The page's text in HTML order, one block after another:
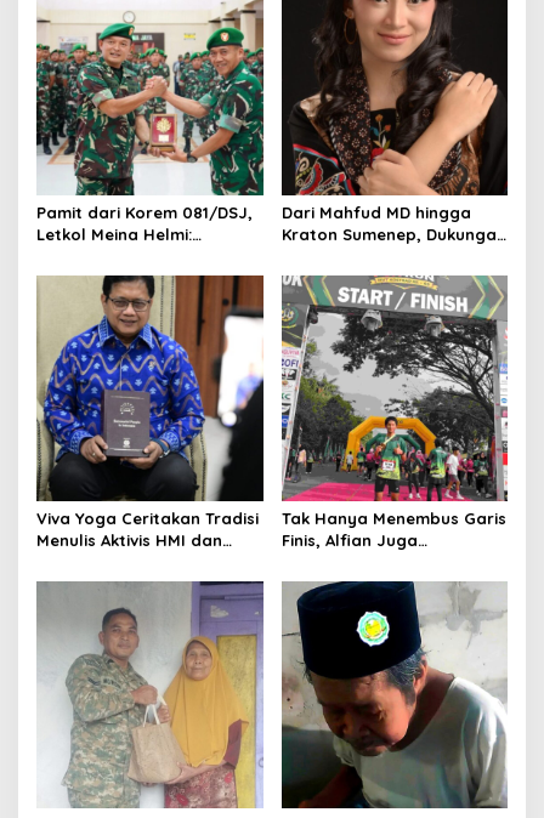
i
g
a
t
i
o
n
Pamit dari Korem 081/DSJ,
Letkol Meina Helmi:
Kunci Keberhasilan Tugas
Dari Mahfud MD hingga
Kraton Sumenep, Dukungan
Indonesia’s Girl 2026 Asal
Jawa Timur
Viva Yoga Ceritakan Tradisi
Menulis Aktivis HMI dan
Tak Hanya Menembus Garis
Finis, Alfian Juga